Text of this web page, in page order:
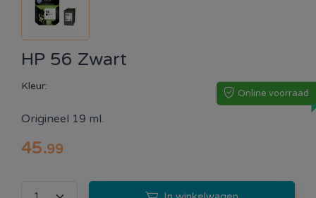
HP 56 Zwart
Kleur:
Online voorraad
Origineel 19 ml.
45.99